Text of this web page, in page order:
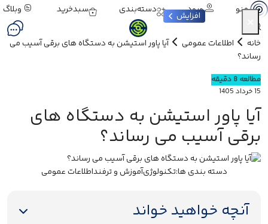
منو ورود دسته‌بندی سبدخرید وبلاگ
خانه اطلاعات عمومی
آیا پاور استیشن به دستگاه های برقی آسیب می
رساند؟
مطالعه 8 دقیقه
15 خرداد 1405
آیا پاور استیشن به دستگاه های
برقی آسیب می رساند؟
دسته بندی ها:تکنولوژیآموزش و ترفنداطلاعات عمومی
آنچه خواهید خواند
افزایش